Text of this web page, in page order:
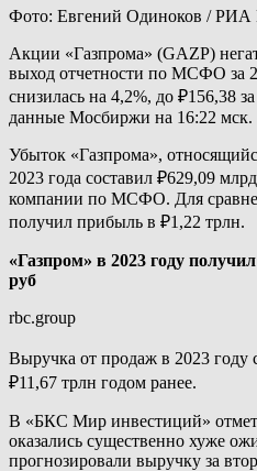
Фото: Евгений Одиноков / РИА
Акции «Газпрома» (GAZP)
выход отчетности по МСФО за
снизилась на 4,2%, до ₽156,38
данные Мосбиржи на 16:22 мск.
Убыток «Газпрома»,
2023 года составил ₽629,09
компании по МСФО. Для
получил прибыль в ₽1,22 трлн.
«Газпром» в 2023 году
руб
rbc.group
Выручка от продаж в 2023 году
₽11,67 трлн годом ранее.
В «БКС Мир инвестиций»
оказались существенно хуже
прогнозировали выручку за